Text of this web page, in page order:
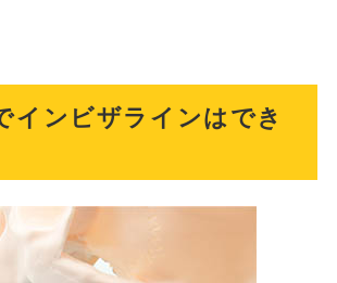
インビザラインはでき